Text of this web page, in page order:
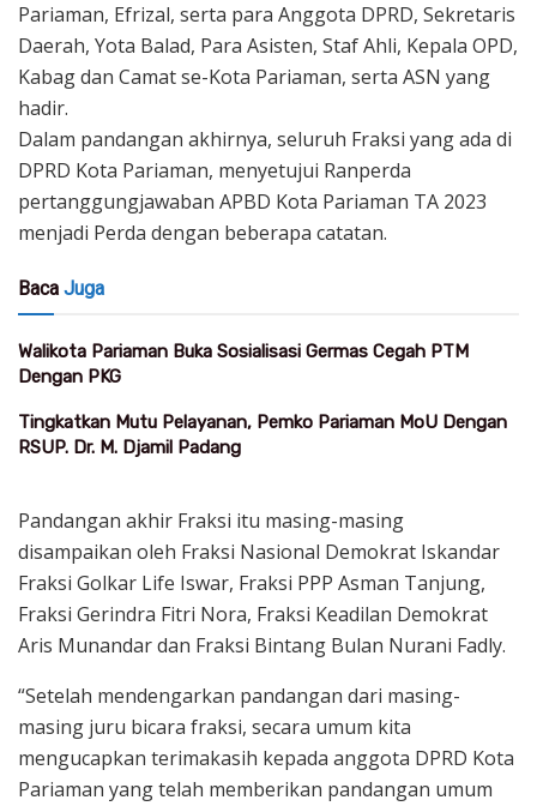
Pariaman, Efrizal, serta para Anggota DPRD, Sekretaris
Daerah, Yota Balad, Para Asisten, Staf Ahli, Kepala OPD,
Kabag dan Camat se-Kota Pariaman, serta ASN yang
hadir.
Dalam pandangan akhirnya, seluruh Fraksi yang ada di
DPRD Kota Pariaman, menyetujui Ranperda
pertanggungjawaban APBD Kota Pariaman TA 2023
menjadi Perda dengan beberapa catatan.
Baca Juga
Walikota Pariaman Buka Sosialisasi Germas Cegah PTM
Dengan PKG
Tingkatkan Mutu Pelayanan, Pemko Pariaman MoU Dengan
RSUP. Dr. M. Djamil Padang
Pandangan akhir Fraksi itu masing-masing
disampaikan oleh Fraksi Nasional Demokrat Iskandar
Fraksi Golkar Life Iswar, Fraksi PPP Asman Tanjung,
Fraksi Gerindra Fitri Nora, Fraksi Keadilan Demokrat
Aris Munandar dan Fraksi Bintang Bulan Nurani Fadly.
“Setelah mendengarkan pandangan dari masing-
masing juru bicara fraksi, secara umum kita
mengucapkan terimakasih kepada anggota DPRD Kota
Pariaman yang telah memberikan pandangan umum